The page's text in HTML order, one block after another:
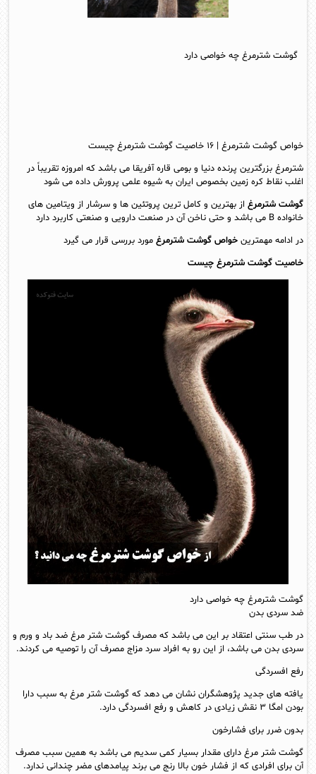
گوشت شترمرغ چه خواصی دارد
خواص گوشت شترمرغ | ۱۶ خاصیت گوشت شترمرغ چیست
شترمرغ بزرگترین پرنده دنیا و بومی قاره آفریقا می باشد که امروزه تقریباً در
اغلب نقاط کره زمین بخصوص ایران به شیوه علمی پرورش داده می شود
گوشت شترمرغاز بهترین و کامل ترین پروتئین ها و سرشار از ویتامین های
خانواده B می باشد و حتی ناخن آن در صنعت دارویی و صنعتی کاربرد دارد
در ادامه مهمترین خواص گوشت شترمرغمورد بررسی قرار می گیرد
خاصیت گوشت شترمرغ چیست
گوشت شترمرغ چه خواصی دارد
ضد سردی بدن
در طب سنتی اعتقاد بر این می باشد که مصرف گوشت شتر مرغ ضد باد و ورم و
سردی بدن می باشد، از این رو به افراد سرد مزاج مصرف آن را توصیه می کردند.
رفع افسردگی
یافته های جدید پژوهشگران نشان می دهد که گوشت شتر مرغ به سبب دارا
بودن امگا ۳ نقش زیادی در کاهش و رفع افسردگی دارد.
بدون ضرر برای فشارخون
گوشت شتر مرغ دارای مقدار بسیار کمی سدیم می باشد به همین سبب مصرف
آن برای افرادی که از فشار خون بالا رنج می برند پیامدهای مضر چندانی ندارد.